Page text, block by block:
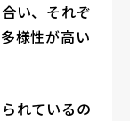
い、それぞ
様性が高い
れているの